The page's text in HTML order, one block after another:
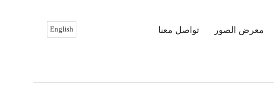
معرض الصور تواصل معنا English